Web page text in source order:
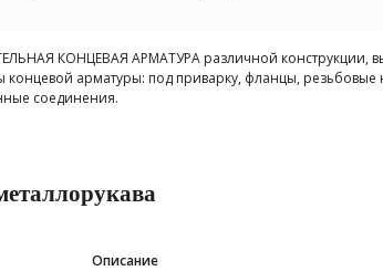
КОНЦЕВАЯ АРМАТУРА различной конструкции,
концевой арматуры: под приварку, фланцы,
соединения.
Описание